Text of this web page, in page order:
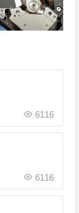
6116
6116